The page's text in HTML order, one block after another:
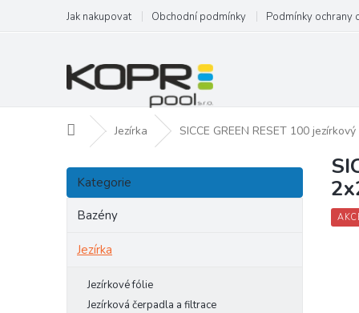
obsah
Jak nakupovat Obchodní podmínky Podmínky ochrany
Domů Jezírka SICCE GREEN RESET 100
P
s
Přeskočit
kategorie
Kategorie
Bazény
Jezírka
Jezírkové fólie
Jezírková čerpadla a filtrace